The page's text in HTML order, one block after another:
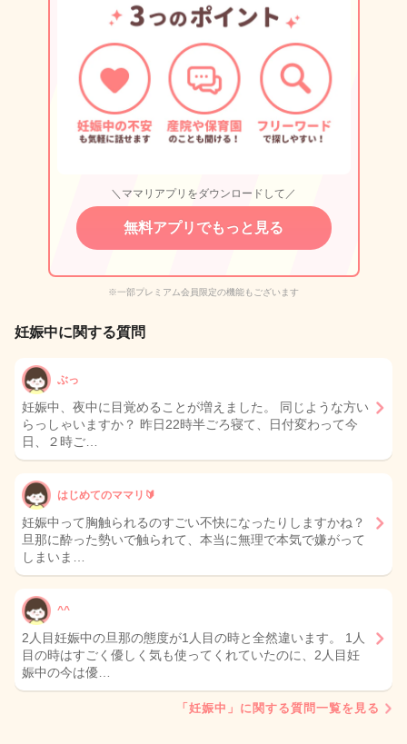
＼ママリアプリをダウンロードして／
無料アプリでもっと見る
※一部プレミアム会員限定の機能もございます
妊娠中に関する質問
ぶっ
妊娠中、夜中に目覚めることが増えました。 同じような方い
らっしゃいますか？ 昨日22時半ごろ寝て、日付変わって今
日、２時ご…
はじめてのママリ🔰
妊娠中って胸触られるのすごい不快になったりしますかね？
旦那に酔った勢いで触られて、本当に無理で本気で嫌がって
しまいま…
^^
2人目妊娠中の旦那の態度が1人目の時と全然違います。 1人
目の時はすごく優しく気も使ってくれていたのに、2人目妊
娠中の今は優…
「妊娠中」に関する質問一覧を見る